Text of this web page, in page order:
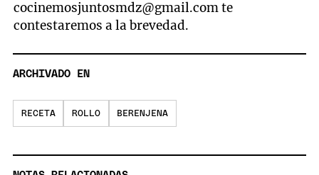
cocinemosjuntosmdz@gmail.comte
contestaremos a la brevedad.
ARCHIVADO EN
RECETA ROLLO BERENJENA